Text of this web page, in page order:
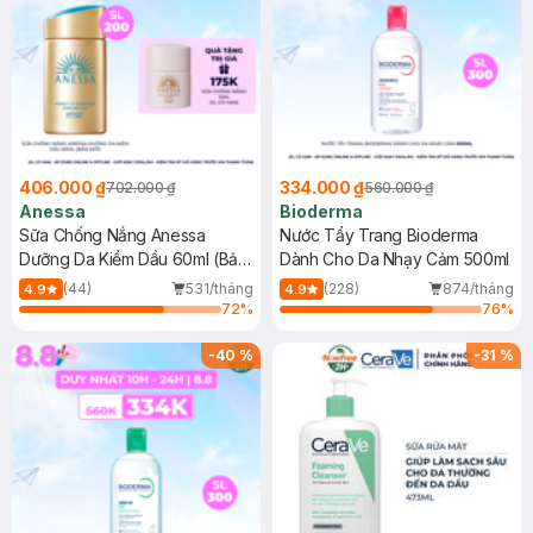
406.000 ₫702.000 ₫
Anessa
Sữa Chống Nắng Anessa
Dưỡng Da Kiềm Dầu 60ml (Bản
Mới)
4.9 (44)
531/tháng
72%
334.000 ₫560.000 ₫
Bioderma
Nước Tẩy Trang Bioderma
Dành Cho Da Nhạy Cảm 500ml
4.9 (228)
874/tháng
76%
-40% -31 %